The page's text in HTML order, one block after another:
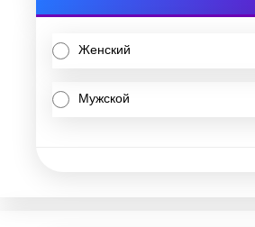
Женский
Мужской